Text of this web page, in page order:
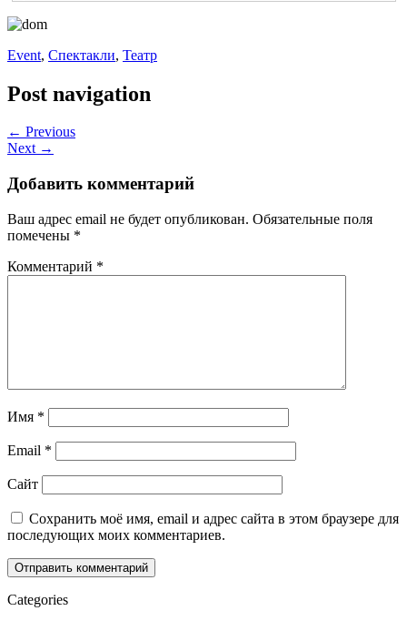
Event, Спектакли, Театр
Post navigation
← Previous
Next →
Добавить комментарий
Ваш адрес email не будет опубликован. Обязательные поля
помечены *
Комментарий *
Имя *
Email *
Сайт
Сохранить моё имя, email и адрес сайта в этом браузере для
последующих моих комментариев.
Categories